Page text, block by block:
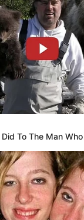
(RCTI | 2017)
Kepo(RCTI
dan Cinta(RCTI |
Tanah Abang
Brother(RCTI |
Siapa yang Aku
| 2021-sekarang)
To The Man